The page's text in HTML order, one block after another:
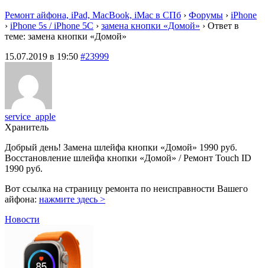
Ремонт айфона, iPad, MacBook, iMac в СПб › Форумы › iPhone
› iPhone 5s / iPhone 5C › замена кнопки «Домой» › Ответ в
теме: замена кнопки «Домой»
15.07.2019 в 19:50 #23999
service_apple
Хранитель
Добрый день! Замена шлейфа кнопки «Домой» 1990 руб.
Восстановление шлейфа кнопки «Домой» / Ремонт Touch ID
1990 руб.
Вот ссылка на страницу ремонта по неисправности Вашего
айфона: нажмите здесь >
Новости